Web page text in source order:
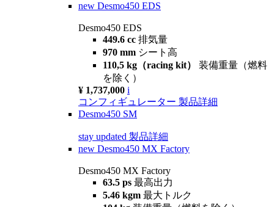
new Desmo450 EDS
Desmo450 EDS
449.6 cc 排気量
970 mm シート高
110,5 kg（racing kit） 装備重量（燃料
を除く）
¥ 1,737,000 i
コンフィギュレーター 製品詳細
Desmo450 SM
stay updated 製品詳細
new Desmo450 MX Factory
Desmo450 MX Factory
63.5 ps 最高出力
5.46 kgm 最大トルク